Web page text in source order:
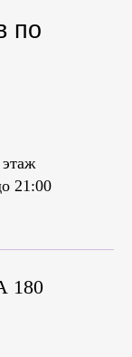
по
21:00